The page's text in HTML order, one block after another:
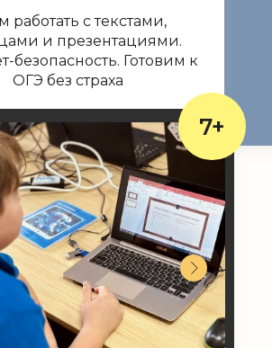
работать с текстами,
и презентациями.
безопасность. Готовим к
ОГЭ без страха
7+